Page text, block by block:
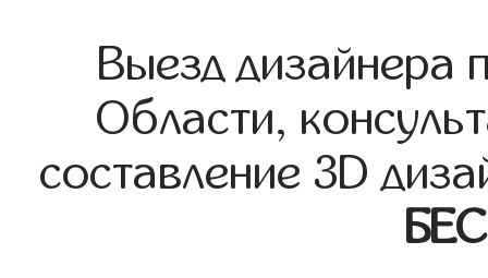
Выезд дизайнера
Области,
составление 3D